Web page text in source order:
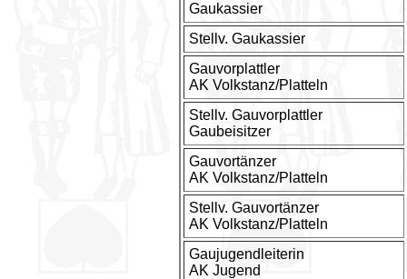
Gaukassier
Stellv. Gaukassier
Gauvorplattler
AK Volkstanz/Platteln
Stellv. Gauvorplattler
Gaubeisitzer
Gauvortänzer
AK Volkstanz/Platteln
Stellv. Gauvortänzer
AK Volkstanz/Platteln
Gaujugendleiterin
AK Jugend